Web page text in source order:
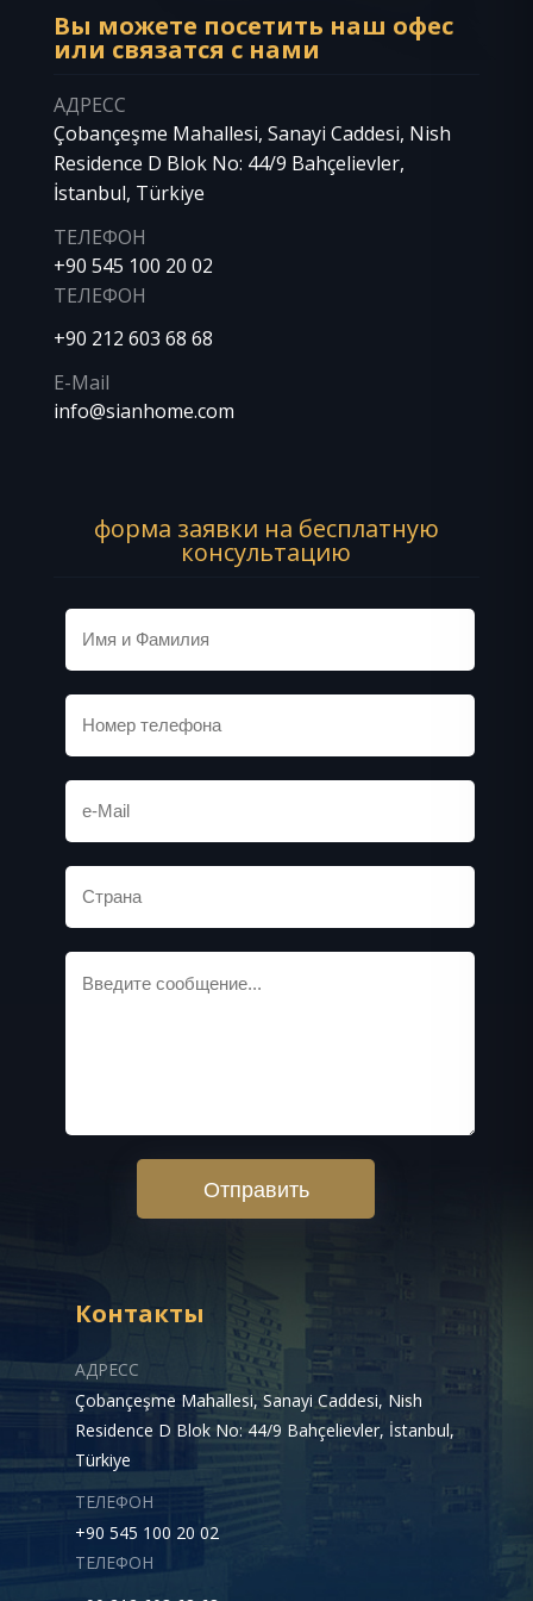
Вы можете посетить наш офес
или связатся с нами
АДРЕСС
Çobançeşme Mahallesi, Sanayi Caddesi, Nish
Residence D Blok No: 44/9 Bahçelievler,
İstanbul, Türkiye
ТЕЛЕФОН
+90 545 100 20 02
ТЕЛЕФОН
+90 212 603 68 68
E-Mail
info@sianhome.com
форма заявки на бесплатную
консультацию
Отправить
Контакты
АДРЕСС
Çobançeşme Mahallesi, Sanayi Caddesi, Nish
Residence D Blok No: 44/9 Bahçelievler, İstanbul,
Türkiye
ТЕЛЕФОН
+90 545 100 20 02
ТЕЛЕФОН